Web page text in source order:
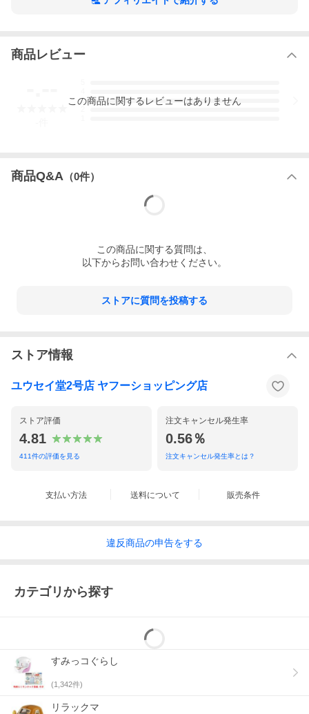
商品レビュー
3
この商品に関するレビューはありません
商品Q&A （0件）
この商品に関する質問は、
以下からお問い合わせください。
ストアに質問を投稿する
ストア情報
ユウセイ堂2号店 ヤフーショッピング店
ストア評価
4.81
411件の評価を見る
注文キャンセル発生率
0.56％
注文キャンセル発生率とは？
支払い方法 送料について 販売条件
違反商品の申告をする
カテゴリから探す
すみっコぐらし
(1,342件)
リラックマ